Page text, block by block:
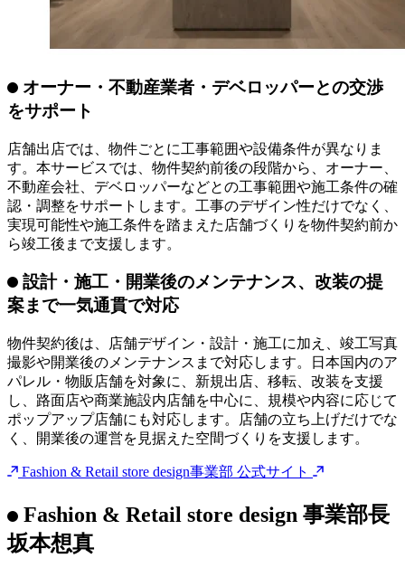
オーナー・不動産業者・デベロッパーとの交渉
をサポート
店舗出店では、物件ごとに工事範囲や設備条件が異なりま
不動産会社、デベロッパーなどとの工事範囲や施工条件の確
認・調整をサポートします。工事のデザイン性だけでなく、
実現可能性や施工条件を踏まえた店舗づくりを物件契約前か
ら竣工後まで支援します。
設計・施工・開業後のメンテナンス、改装の提
案まで一気通貫で対応
物件契約後は、店舗デザイン・設計・施工に加え、竣工写真
撮影や開業後のメンテナンスまで対応します。日本国内のア
パレル・物販店舗を対象に、新規出店、移転、改装を支援
し、路面店や商業施設内店舗を中心に、規模や内容に応じて